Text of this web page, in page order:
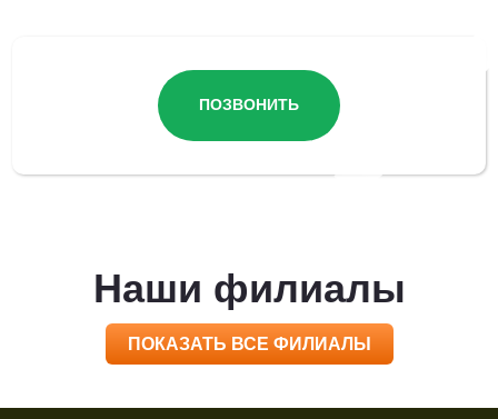
ПОЗВОНИТЬ
Наши филиалы
ПОКАЗАТЬ ВСЕ ФИЛИАЛЫ